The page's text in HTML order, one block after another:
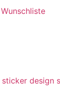
Wunschliste